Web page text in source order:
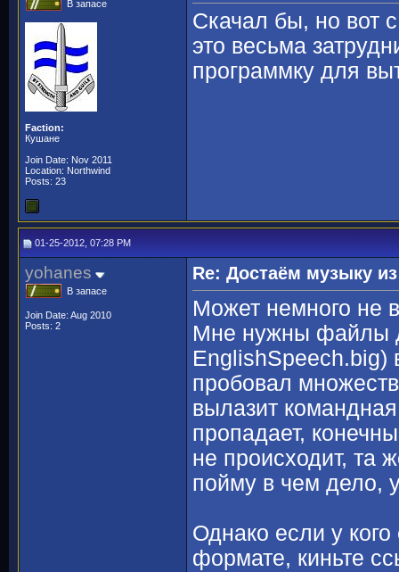
В запасе
Faction:
Кушане
Join Date: Nov 2011
Location: Northwind
Posts: 23
Скачал бы, но вот
это весьма
программку для
01-25-2012, 07:28 PM
yohanes
В запасе
Join Date: Aug 2010
Posts: 2
Re: Достаём музыку
Может немного не
Мне нужны файлы
EnglishSpeech.big)
пробовал
вылазит
пропадает,
не происходит, та
пойму в чем дело,
Однако если у
формате, киньте